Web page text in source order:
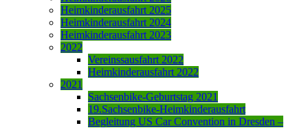
Heimkinderausfahrt 2025
Heimkinderausfahrt 2024
Heimkinderausfahrt 2023
2022
Vereinssausfahrt 2022
Heimkinderausfahrt 2022
2021
Sachsenbike-Geburtstag 2021
19.Sachsenbike-Heimkinderausfahrt
Begleitung US Car Convention in Dresden –